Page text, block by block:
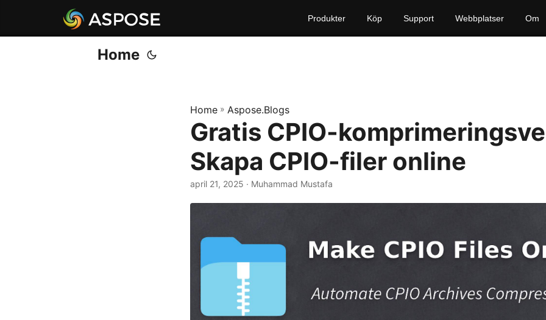
Produkter Köp Support Webbplatser Om
Home
Home » Aspose.Blogs
Gratis CPIO-
Skapa CPIO-filer online
april 21, 2025 · Muhammad Mustafa